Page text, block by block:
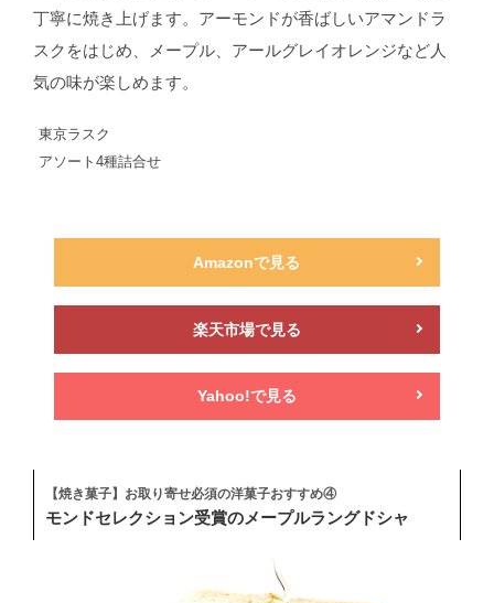
丁寧に焼き上げます。アーモンドが香ばしいアマンドラ
スクをはじめ、メープル、アールグレイオレンジなど人
気の味が楽しめます。
東京ラスク
アソート4種詰合せ
Amazonで見る
楽天市場で見る
Yahoo!で見る
【焼き菓子】お取り寄せ必須の洋菓子おすすめ④
モンドセレクション受賞のメープルラングドシャ